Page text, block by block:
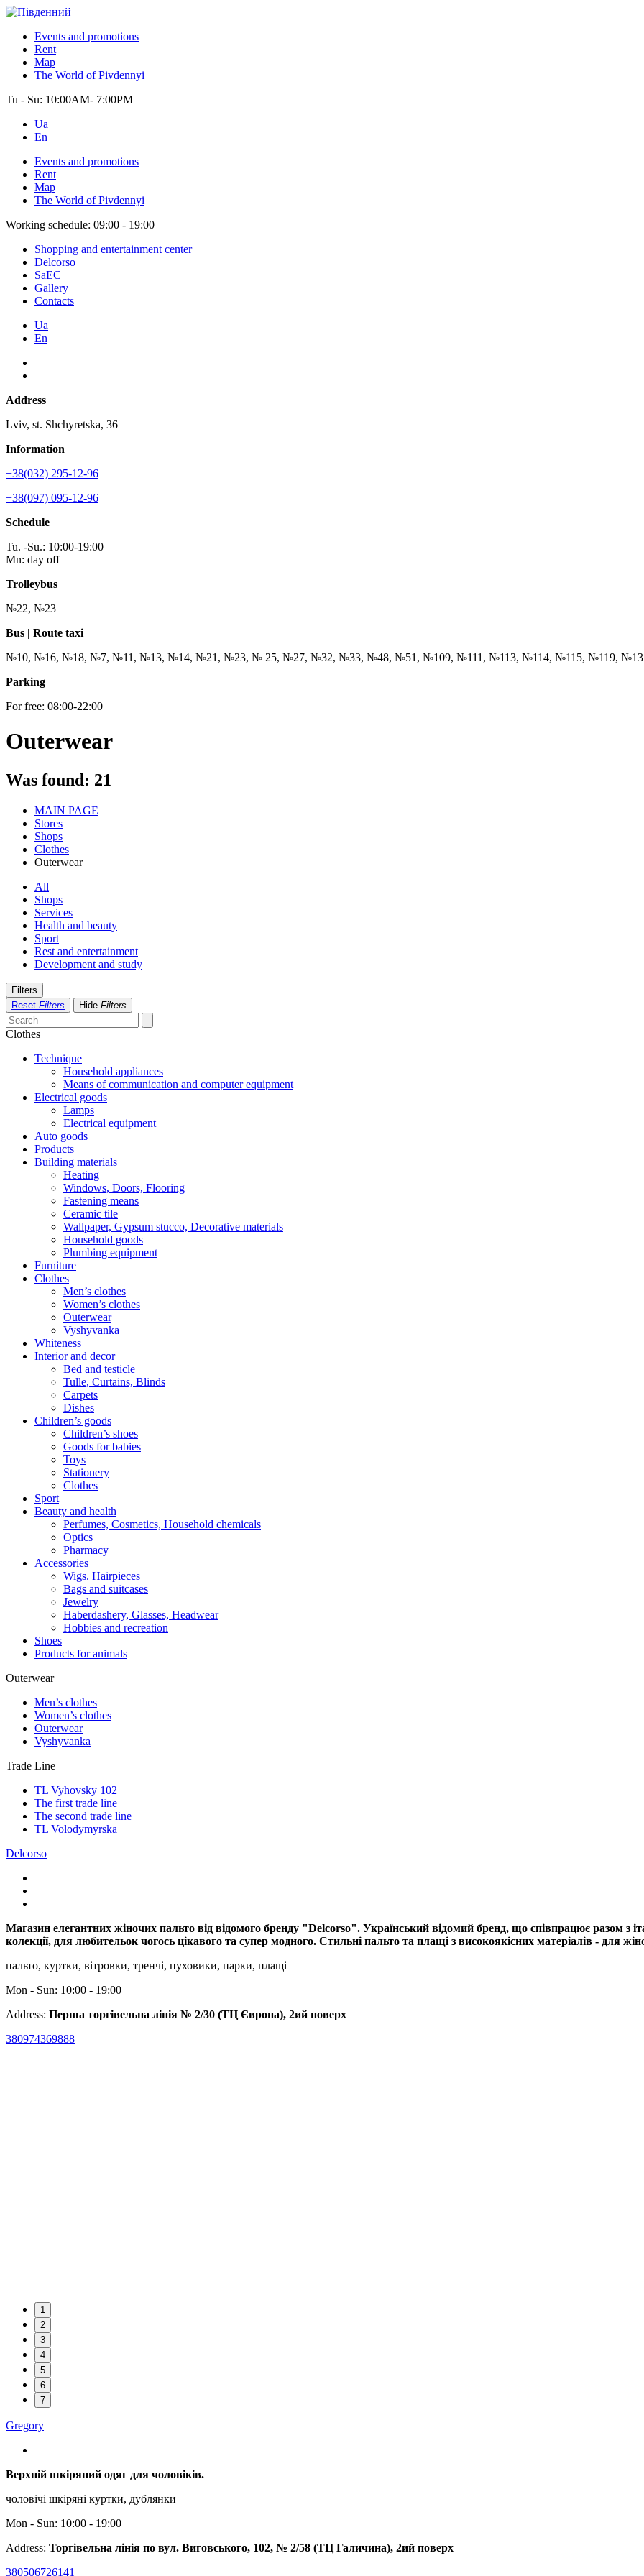
Events and promotions
Rent
Map
The World of Pivdennyi
Tu - Su: 10:00AM- 7:00PM
Ua
En
Events and promotions
Rent
Map
The World of Pivdennyi
Working schedule: 09:00 - 19:00
Shopping and entertainment center
Delcorso
SaEC
Gallery
Contacts
Ua
En
Address
Lviv, st. Shchyretska, 36
Information
+38(032) 295-12-96
+38(097) 095-12-96
Schedule
Tu. -Su.: 10:00-19:00
Mn: day off
Trolleybus
№22, №23
Bus | Route taxi
№10, №16, №18, №7, №11, №13, №14, №21, №23, № 25, №27, №32, №33, №48, №51, №109, №111, №113, №114, №115, №119,
Parking
For free: 08:00-22:00
Outerwear
Was found: 21
MAIN PAGE
Stores
Shops
Clothes
Outerwear
All
Shops
Services
Health and beauty
Sport
Rest and entertainment
Development and study
Filters
Reset Filters Hide Filters
Clothes
Technique
Household appliances
Means of communication and computer equipment
Electrical goods
Lamps
Electrical equipment
Auto goods
Products
Building materials
Heating
Windows, Doors, Flooring
Fastening means
Ceramic tile
Wallpaper, Gypsum stucco, Decorative materials
Household goods
Plumbing equipment
Furniture
Clothes
Men’s clothes
Women’s clothes
Outerwear
Vyshyvanka
Whiteness
Interior and decor
Bed and testicle
Tulle, Curtains, Blinds
Carpets
Dishes
Children’s goods
Children’s shoes
Goods for babies
Toys
Stationery
Clothes
Sport
Beauty and health
Perfumes, Cosmetics, Household chemicals
Optics
Pharmacy
Accessories
Wigs. Hairpieces
Bags and suitcases
Jewelry
Haberdashery, Glasses, Headwear
Hobbies and recreation
Shoes
Products for animals
Outerwear
Men’s clothes
Women’s clothes
Outerwear
Vyshyvanka
Trade Line
TL Vyhovsky 102
The first trade line
The second trade line
TL Volodymyrska
Delcorso
Магазин елегантних жіночих пальто від відомого бренду "Delcorso". Український відомий бренд, що співпрацює разом з
колекції, для любительок чогось цікавого та супер модного. Стильні пальто та плащі з високоякісних матеріалів - для
пальто, куртки, вітровки, тренчі, пуховики, парки, плащі
Mon - Sun: 10:00 - 19:00
Address: Перша торгівельна лінія № 2/30 (ТЦ Європа), 2ий поверх
380974369888
1
2
3
4
5
6
7
Gregory
Верхній шкіряний одяг для чоловіків.
чоловічі шкіряні куртки, дублянки
Mon - Sun: 10:00 - 19:00
Address: Торгівельна лінія по вул. Виговського, 102, № 2/58 (ТЦ Галичина), 2ий поверх
380506726141